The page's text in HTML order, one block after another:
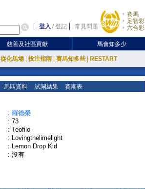
登入 /登記 常見問題
賽馬
足智彩
六合彩
慈善及社區貢獻 馬會知多少
從化馬場 投注指南 賽馬知多些 RESTART
馬匹資料 試閘結果 賽期表
: 羅德榮
: 73
: Teofilo
: Lovingthelimelight
: Lemon Drop Kid
: 沒有